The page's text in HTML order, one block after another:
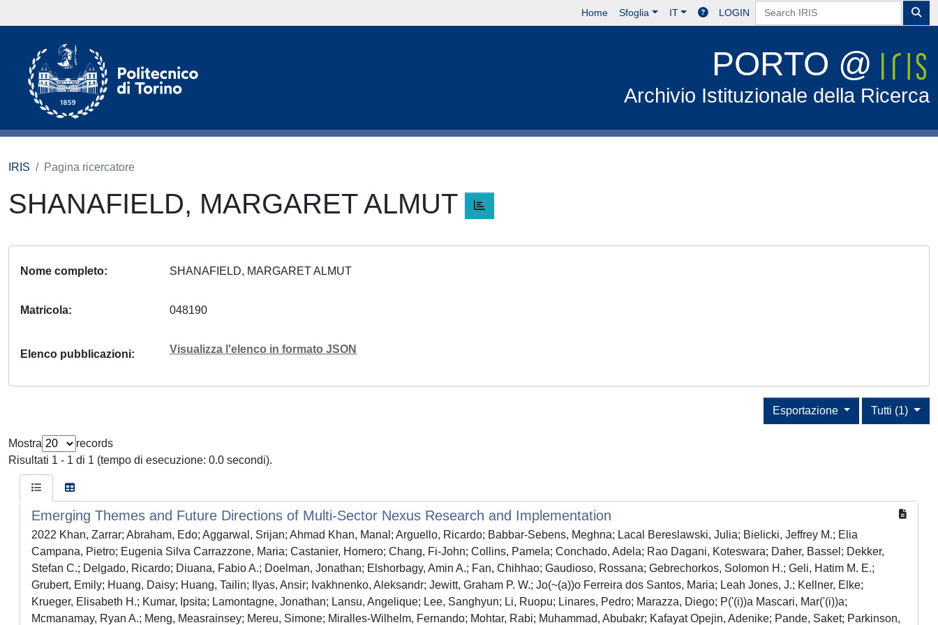
Home Sfoglia IT LOGIN
PORTO @
Archivio Istituzionale della Ricerca
IRIS Pagina ricercatore
SHANAFIELD, MARGARET ALMUT
Nome completo SHANAFIELD, MARGARET ALMUT
Matricola 048190
Elenco pubblicazioni Visualizza l'elenco in formato JSON
Tutti (1)
Esportazione
Mostra
records
Risultati 1 - 1 di 1 (tempo di esecuzione: 0.0 secondi).
Emerging Themes and Future Directions of Multi-Sector Nexus Research and Implementation
2022 Khan, Zarrar; Abraham, Edo; Aggarwal, Srijan; Ahmad Khan, Manal; Arguello, Ricardo; Babbar-Sebens, Meghna; Lacal Bereslawski, Julia; Bielicki, Jeffrey M.; Elia
Campana, Pietro; Eugenia Silva Carrazzone, Maria; Castanier, Homero; Chang, Fi-John; Collins, Pamela; Conchado, Adela; Rao Dagani, Koteswara; Daher, Bassel; Dekker,
Stefan C.; Delgado, Ricardo; Diuana, Fabio A.; Doelman, Jonathan; Elshorbagy, Amin A.; Fan, Chihhao; Gaudioso, Rossana; Gebrechorkos, Solomon H.; Geli, Hatim M. E.;
Grubert, Emily; Huang, Daisy; Huang, Tailin; Ilyas, Ansir; Ivakhnenko, Aleksandr; Jewitt, Graham P. W.; Jo(~(a))o Ferreira dos Santos, Maria; Leah Jones, J.; Kellner, Elke;
Krueger, Elisabeth H.; Kumar, Ipsita; Lamontagne, Jonathan; Lansu, Angelique; Lee, Sanghyun; Li, Ruopu; Linares, Pedro; Marazza, Diego; P('(i))a Mascari, Mar('(i))a;
Mcmanamay, Ryan A.; Meng, Measrainsey; Mereu, Simone; Miralles-Wilhelm, Fernando; Mohtar, Rabi; Muhammad, Abubakr; Kafayat Opejin, Adenike; Pande, Saket; Parkinson,